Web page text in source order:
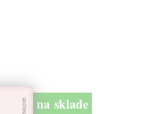
na sklade